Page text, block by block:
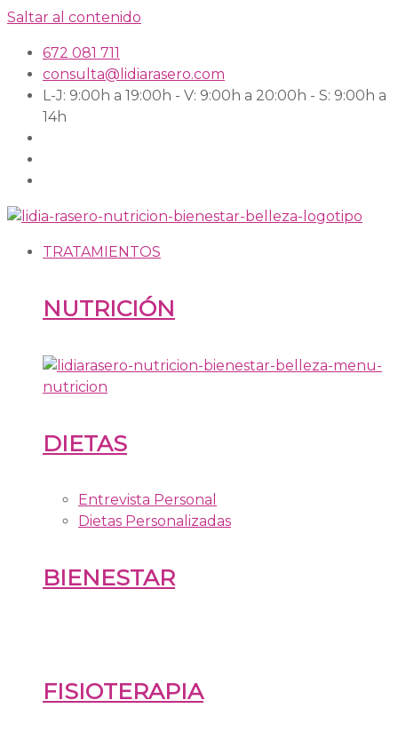
Saltar al contenido
672 081 711
consulta@lidiarasero.com
L-J: 9:00h a 19:00h - V: 9:00h a 20:00h - S: 9:00h a
14h
TRATAMIENTOS
NUTRICIÓN
DIETAS
Entrevista Personal
Dietas Personalizadas
BIENESTAR
FISIOTERAPIA